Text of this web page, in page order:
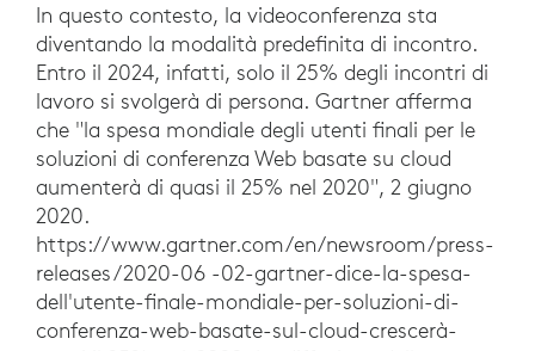
In questo contesto, la videoconferenza sta
diventando la modalità predefinita di incontro.
Entro il 2024, infatti, solo il 25% degli incontri di
lavoro si svolgerà di persona. Gartner afferma
che "la spesa mondiale degli utenti finali per le
soluzioni di conferenza Web basate su cloud
aumenterà di quasi il 25% nel 2020", 2 giugno
2020.
https://www.gartner.com/en/newsroom/press-
releases/2020-06 -02-gartner-dice-la-spesa-
dell'utente-finale-mondiale-per-soluzioni-di-
conferenza-web-basate-sul-cloud-crescerà-